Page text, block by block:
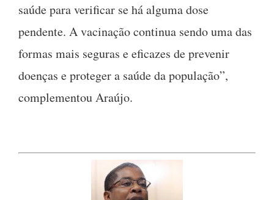
saúde para verificar se há alguma dose
pendente. A vacinação continua sendo uma das
formas mais seguras e eficazes de prevenir
doenças e proteger a saúde da população”,
complementou Araújo.